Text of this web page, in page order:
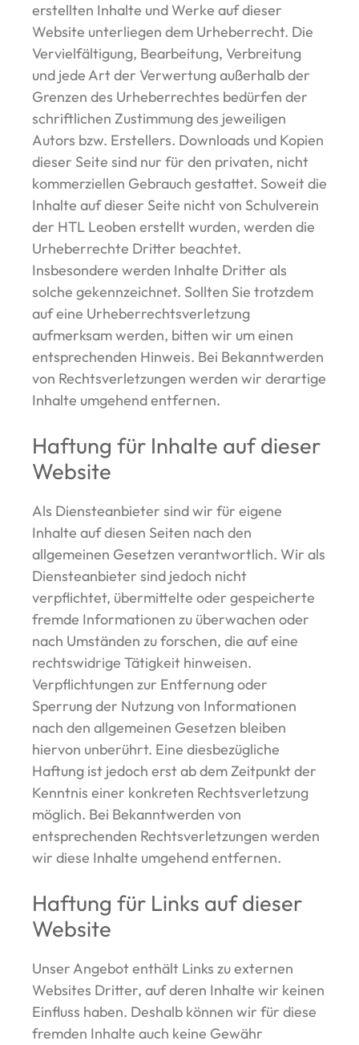
erstellten Inhalte und Werke auf dieser
Website unterliegen dem Urheberrecht. Die
Vervielfältigung, Bearbeitung, Verbreitung
und jede Art der Verwertung außerhalb der
Grenzen des Urheberrechtes bedürfen der
schriftlichen Zustimmung des jeweiligen
Autors bzw. Erstellers. Downloads und Kopien
dieser Seite sind nur für den privaten, nicht
kommerziellen Gebrauch gestattet. Soweit die
Inhalte auf dieser Seite nicht von Schulverein
der HTL Leoben erstellt wurden, werden die
Urheberrechte Dritter beachtet.
Insbesondere werden Inhalte Dritter als
solche gekennzeichnet. Sollten Sie trotzdem
auf eine Urheberrechtsverletzung
aufmerksam werden, bitten wir um einen
entsprechenden Hinweis. Bei Bekanntwerden
von Rechtsverletzungen werden wir derartige
Inhalte umgehend entfernen.
Haftung für Inhalte auf dieser
Website
Als Diensteanbieter sind wir für eigene
Inhalte auf diesen Seiten nach den
allgemeinen Gesetzen verantwortlich. Wir als
Diensteanbieter sind jedoch nicht
verpflichtet, übermittelte oder gespeicherte
fremde Informationen zu überwachen oder
nach Umständen zu forschen, die auf eine
rechtswidrige Tätigkeit hinweisen.
Verpflichtungen zur Entfernung oder
Sperrung der Nutzung von Informationen
nach den allgemeinen Gesetzen bleiben
hiervon unberührt. Eine diesbezügliche
Haftung ist jedoch erst ab dem Zeitpunkt der
Kenntnis einer konkreten Rechtsverletzung
möglich. Bei Bekanntwerden von
entsprechenden Rechtsverletzungen werden
wir diese Inhalte umgehend entfernen.
Haftung für Links auf dieser
Website
Unser Angebot enthält Links zu externen
Websites Dritter, auf deren Inhalte wir keinen
Einfluss haben. Deshalb können wir für diese
fremden Inhalte auch keine Gewähr